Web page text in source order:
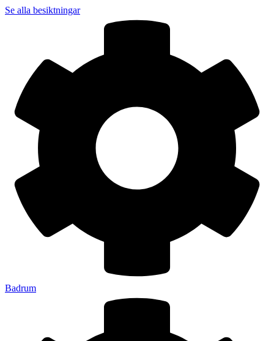
Se alla besiktningar
Badrum